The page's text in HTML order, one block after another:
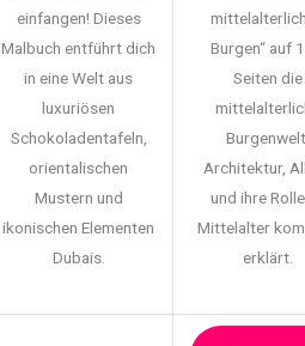
einfangen! Dieses
Malbuch entführt dich
in eine Welt aus
luxuriösen
Schokoladentafeln,
orientalischen
Mustern und
ikonischen Elementen
Dubais.
Burgen“ auf
Seiten die
Architektur,
und ihre
Mittelalter
erklärt.